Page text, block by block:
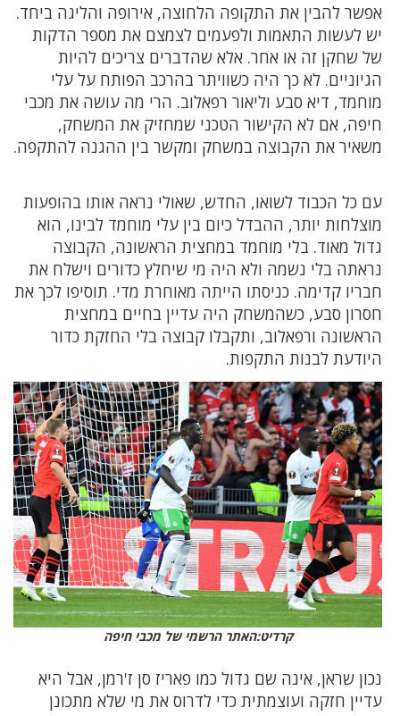
אפשר להבין את התקופה הלחוצה, אירופה והליגה ביחד.
יש לעשות התאמות ולפעמים לצמצם את מספר הדקות
של שחקן זה או אחר. אלא שהדברים צריכים להיות
הגיוניים. לא כך היה כשוויתר בהרכב הפותח על עלי
מוחמד, דיא סבע וליאור רפאלוב. הרי מה עושה את מכבי
חיפה, אם לא הקישור הטכני שמחזיק את המשחק,
משאיר את הקבוצה במשחק ומקשר בין ההגנה להתקפה.
עם כל הכבוד לשואו, החדש, שאולי נראה אותו בהופעות
מוצלחות יותר, ההבדל כיום בין עלי מוחמד לבינו, הוא
גדול מאוד. בלי מוחמד במחצית הראשונה, הקבוצה
נראתה בלי נשמה ולא היה מי שיחלץ כדורים וישלח את
חבריו קדימה. כניסתו הייתה מאוחרת מדי. תוסיפו לכך את
חסרון סבע, כשהמשחק היה עדיין בחיים במחצית
הראשונה ורפאלוב, ותקבלו קבוצה בלי החזקת כדור
היודעת לבנות התקפות.
קרדיט:האתר הרשמי של מכבי חיפה
נכון שראן, אינה שם גדול כמו פאריז סן ז'רמן, אבל היא
עדיין חזקה ועוצמתית כדי לדרוס את מי שלא מתכונן